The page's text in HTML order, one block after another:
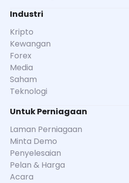
Industri
Kripto
Kewangan
Forex
Media
Saham
Teknologi
Untuk Perniagaan
Laman Perniagaan
Minta Demo
Penyelesaian
Pelan & Harga
Acara